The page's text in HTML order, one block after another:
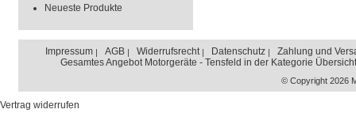
Neueste Produkte
Impressum AGB Widerrufsrecht Datenschutz
Zahlung und
Gesamtes Angebot Motorgeräte - Tensfeld in der Kategorie Übersicht
© Copyright 2026
Vertrag widerrufen